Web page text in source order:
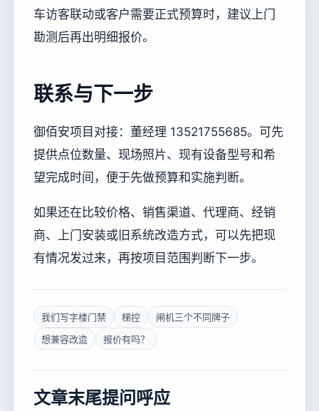
车访客联动或客户需要正式预算时，建议上门
勘测后再出明细报价。
联系与下一步
御佰安项目对接：董经理 13521755685。可先
提供点位数量、现场照片、现有设备型号和希
望完成时间，便于先做预算和实施判断。
如果还在比较价格、销售渠道、代理商、经销
商、上门安装或旧系统改造方式，可以先把现
有情况发过来，再按项目范围判断下一步。
我们写字楼门禁 梯控
闸机三个不同牌子
想兼容改造
报价有吗？
文章末尾提问呼应